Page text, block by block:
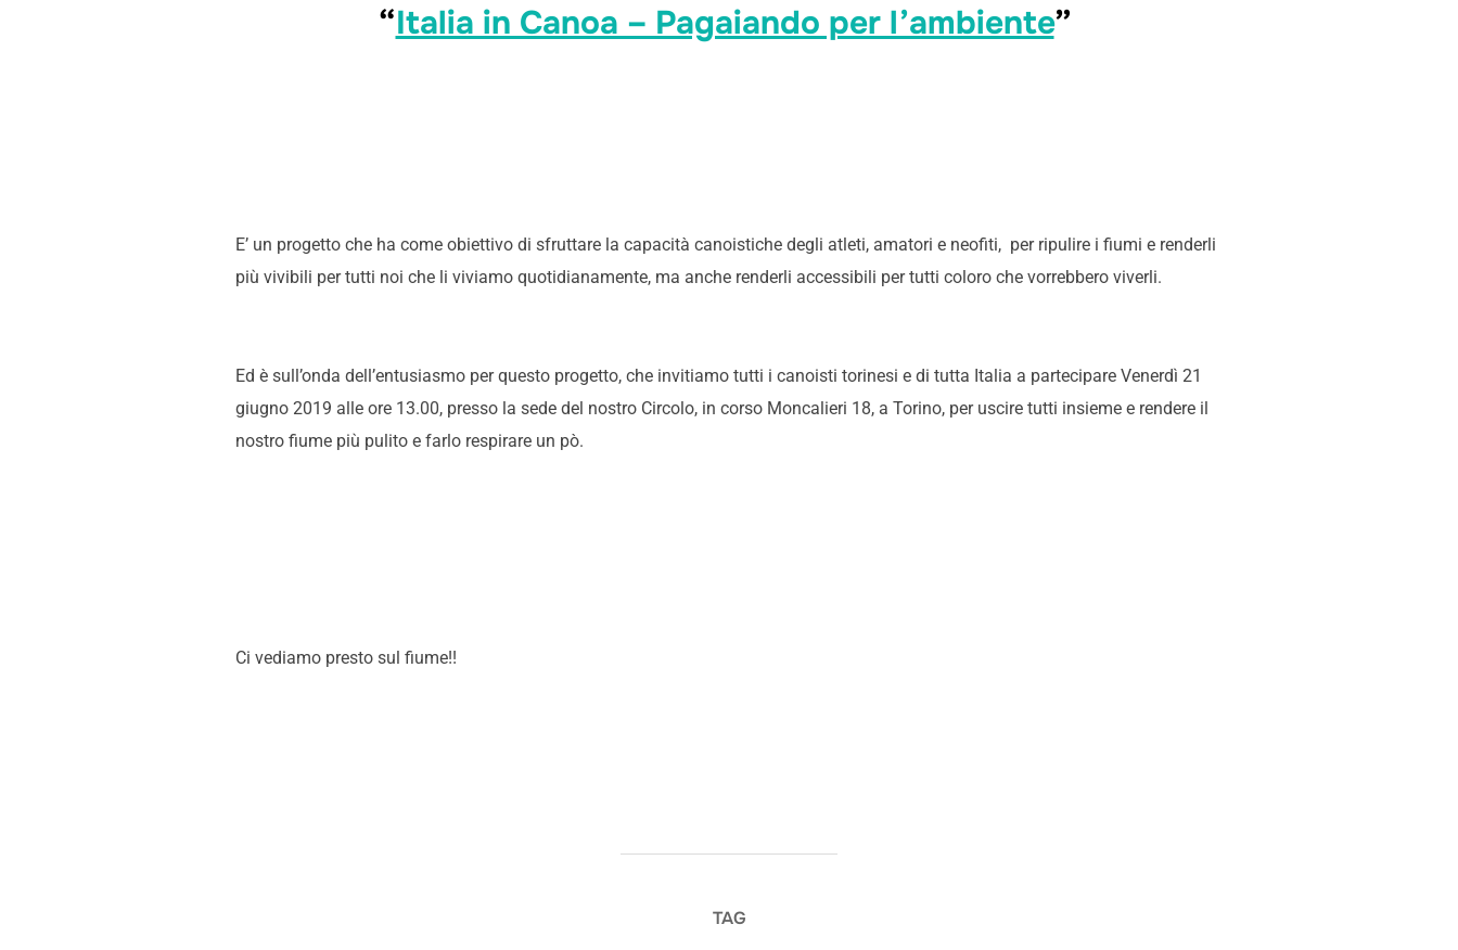
“Italia in Canoa – Pagaiando per l’ambiente”
E’ un progetto che ha come obiettivo di sfruttare la capacità canoistiche degli atleti, amatori e neofiti, per ripulire i fiumi e renderli
più vivibili per tutti noi che li viviamo quotidianamente, ma anche renderli accessibili per tutti coloro che vorrebbero viverli.
Ed è sull’onda dell’entusiasmo per questo progetto, che invitiamo tutti i canoisti torinesi e di tutta Italia a partecipare Venerdì 21
giugno 2019 alle ore 13.00, presso la sede del nostro Circolo, in corso Moncalieri 18, a Torino, per uscire tutti insieme e rendere il
nostro fiume più pulito e farlo respirare un pò.
Ci vediamo presto sul fiume!!
TAG